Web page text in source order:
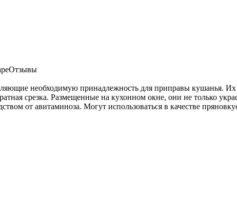
Отзывы
необходимую принадлежность для приправы кушанья.
срезка. Размещенные на кухонном окне, они не только
от авитаминоза. Могут использоваться в качестве